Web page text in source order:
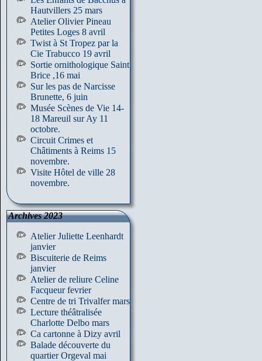
Hautvillers 25 mars
Atelier Olivier Pineau
Petites Loges 8 avril
Twist à St Tropez par la
Cie Trabucco 19 avril
Sortie ornithologique Saint
Brice ,16 mai
Sur les pas de Narcisse
Brunette, 6 juin
Musée Scènes de Vie 14-
18 Mareuil sur Ay 11
octobre.
Circuit Crimes et
Châtiments à Reims 15
novembre.
Visite Hôtel de ville 28
novembre.
Archives 2023
Atelier Juliette Leenhardt
janvier
Biscuiterie de Reims
janvier
Atelier de reliure Celine
Facqueur fevrier
Centre de tri Trivalfer mars
Lecture théâtralisée
Charlotte Delbo mars
Ca cartonne à Dizy avril
Balade découverte du
quartier Orgeval mai